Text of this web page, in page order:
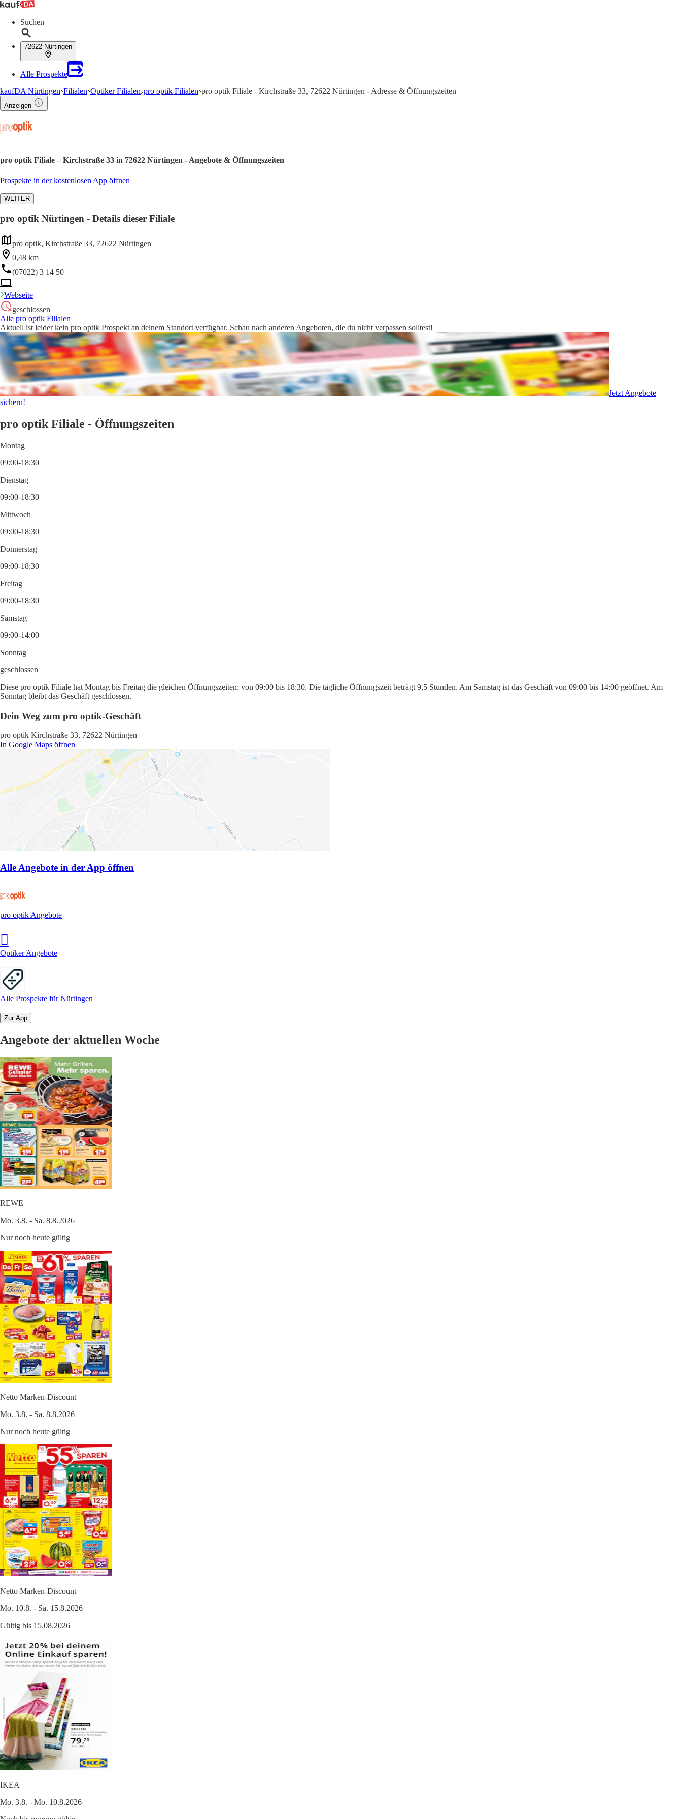
Suchen
72622 Nürtingen
Alle Prospekte
kaufDA Nürtingen Filialen Optiker Filialen pro optik Filialen pro optik Filiale - Kirchstraße 33, 72622 Nürtingen - Adresse & Öffnungszeiten
Anzeigen
pro optik Filiale – Kirchstraße 33 in 72622 Nürtingen - Angebote & Öffnungszeiten
Prospekte in der kostenlosen App öffnen
WEITER
pro optik Nürtingen - Details dieser Filiale
pro optik, Kirchstraße 33, 72622 Nürtingen
0,48 km
(07022) 3 14 50
Webseite
geschlossen
Alle pro optik Filialen
Aktuell ist leider kein pro optik Prospekt an deinem Standort verfügbar. Schau nach anderen Angeboten, die du nicht verpassen solltest!
Jetzt Angebote
sichern!
pro optik Filiale - Öffnungszeiten
Montag
09:00-18:30
Dienstag
09:00-18:30
Mittwoch
09:00-18:30
Donnerstag
09:00-18:30
Freitag
09:00-18:30
Samstag
09:00-14:00
Sonntag
geschlossen
Diese pro optik Filiale hat Montag bis Freitag die gleichen Öffnungszeiten: von 09:00 bis 18:30. Die tägliche Öffnungszeit beträgt 9,5 Stunden. Am Samstag ist das Geschäft von 09:00 bis 14:00 geöffnet. Am
Sonntag bleibt das Geschäft geschlossen.
Dein Weg zum pro optik-Geschäft
pro optik Kirchstraße 33, 72622 Nürtingen
In Google Maps öffnen
Alle Angebote in der App öffnen
pro optik Angebote
Optiker Angebote
Alle Prospekte für Nürtingen
Zur App
Angebote der aktuellen Woche
REWE
Mo. 3.8. - Sa. 8.8.2026
Nur noch heute gültig
Netto Marken-Discount
Mo. 3.8. - Sa. 8.8.2026
Nur noch heute gültig
Netto Marken-Discount
Mo. 10.8. - Sa. 15.8.2026
Gültig bis 15.08.2026
IKEA
Mo. 3.8. - Mo. 10.8.2026